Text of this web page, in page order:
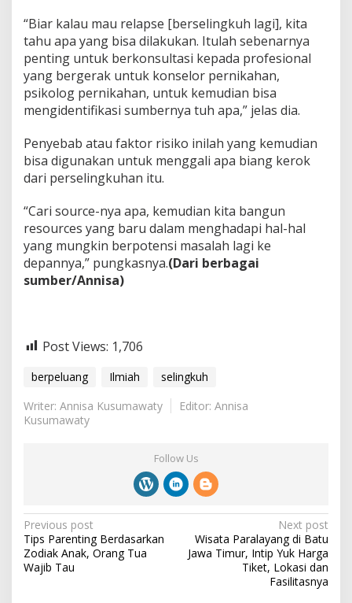
“Biar kalau mau relapse [berselingkuh lagi], kita
tahu apa yang bisa dilakukan. Itulah sebenarnya
penting untuk berkonsultasi kepada profesional
yang bergerak untuk konselor pernikahan,
psikolog pernikahan, untuk kemudian bisa
mengidentifikasi sumbernya tuh apa,” jelas dia.
Penyebab atau faktor risiko inilah yang kemudian
bisa digunakan untuk menggali apa biang kerok
dari perselingkuhan itu.
“Cari source-nya apa, kemudian kita bangun
resources yang baru dalam menghadapi hal-hal
yang mungkin berpotensi masalah lagi ke
depannya,” pungkasnya.(Dari berbagai
sumber/Annisa)
Post Views: 1,706
berpeluang Ilmiah
selingkuh
Writer: Annisa Kusumawaty
Editor: Annisa
Kusumawaty
Follow Us
P
o
s
Previous post
Tips Parenting Berdasarkan
Zodiak Anak, Orang Tua
Wajib Tau
Next post
Wisata Paralayang di Batu
Jawa Timur, Intip Yuk Harga
Tiket, Lokasi dan
Fasilitasnya